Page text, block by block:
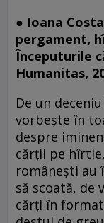
● Ioana
pergament,
Începuturile
Humanitas,
De un
vorbeşte în
despre
cărţii pe
româneşti au
să scoată, de
cărţi în